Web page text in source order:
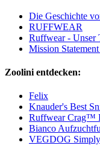
Die Geschichte
RUFFWEAR
Ruffwear - Unser
Mission
Zoolini entdecken:
Felix
Knauder's Best
Ruffwear Crag™
Bianco
VEGDOG